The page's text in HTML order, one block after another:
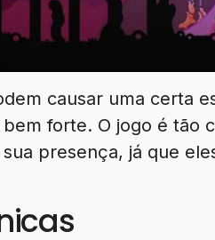
causar uma certa
forte. O jogo é tão
presença, já que